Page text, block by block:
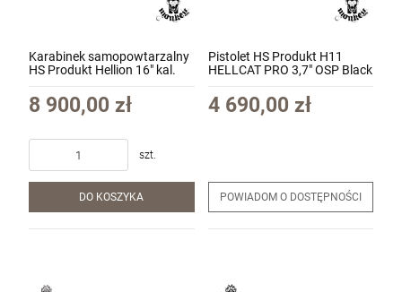
Karabinek samopowtarzalny
HS Produkt Hellion 16" kal.
5.56x45mm/.223Rem Gray
(HL916556Y)
8 900,00 zł
szt.
DO KOSZYKA
Pistolet HS Produkt H11
HELLCAT PRO 3,7" OSP Black
kal. 9x19 + Zestaw Viridian -
kolimator RFX11 3MOA
Green i latarka CTL 525
4 690,00 zł
POWIADOM O DOSTĘPNOŚCI